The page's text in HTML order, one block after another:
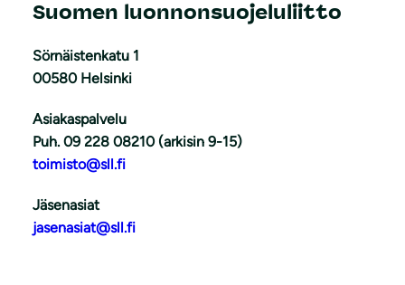
Suomen luonnonsuojeluliitto
Sörnäistenkatu 1
00580 Helsinki
Asiakaspalvelu
Puh. 09 228 08210 (arkisin 9-15)
toimisto@sll.fi
Jäsenasiat
jasenasiat@sll.fi